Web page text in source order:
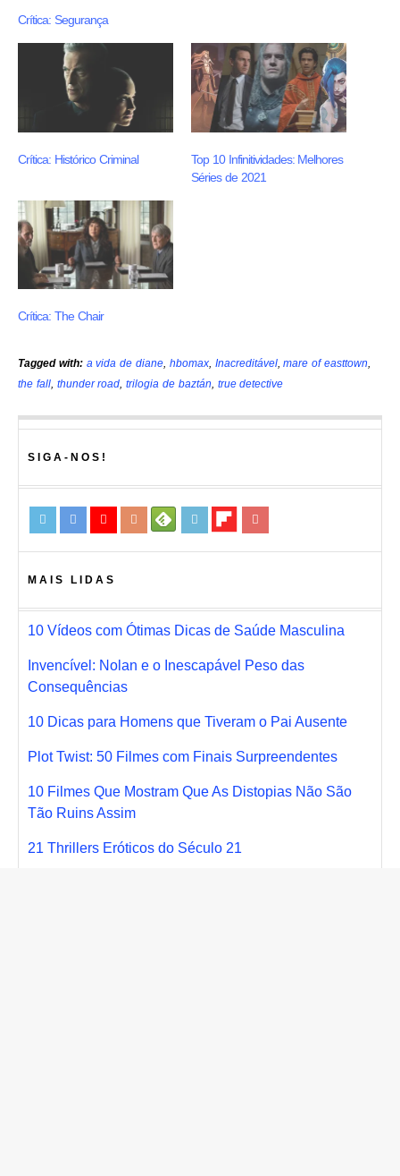
Crítica: Segurança
Crítica: Histórico Criminal
Top 10 Infinitividades: Melhores
Séries de 2021
Crítica: The Chair
Tagged with: a vida de diane, hbomax, Inacreditável,mare of easttown,
the fall, thunder road,trilogia de baztán, true detective
SIGA-NOS!
MAIS LIDAS
10 Vídeos com Ótimas Dicas de Saúde Masculina
Invencível: Nolan e o Inescapável Peso das
Consequências
10 Dicas para Homens que Tiveram o Pai Ausente
Plot Twist: 50 Filmes com Finais Surpreendentes
10 Filmes Que Mostram Que As Distopias Não São
Tão Ruins Assim
21 Thrillers Eróticos do Século 21